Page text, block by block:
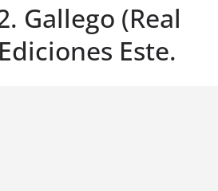
Gallego (Real
Este.